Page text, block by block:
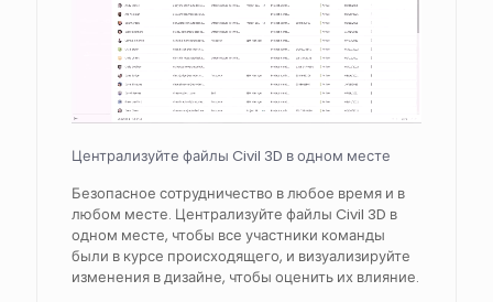
Централизуйте файлы Civil 3D в одном месте
Безопасное сотрудничество в любое время и в
любом месте. Централизуйте файлы Civil 3D в
одном месте, чтобы все участники команды
были в курсе происходящего, и визуализируйте
изменения в дизайне, чтобы оценить их влияние.